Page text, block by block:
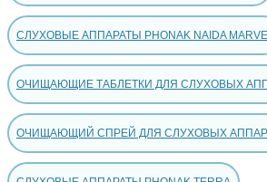
СЛУХОВЫЕ АППАРАТЫ PHONAK NAIDA
ОЧИЩАЮЩИЕ ТАБЛЕТКИ ДЛЯ СЛУХОВЫХ
ОЧИЩАЮЩИЙ СПРЕЙ ДЛЯ СЛУХОВЫХ